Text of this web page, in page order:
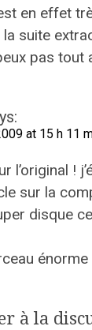
en effet
la suite
pas tout
at 15 h 11
l’original !
sur la
disque
énorme
à la